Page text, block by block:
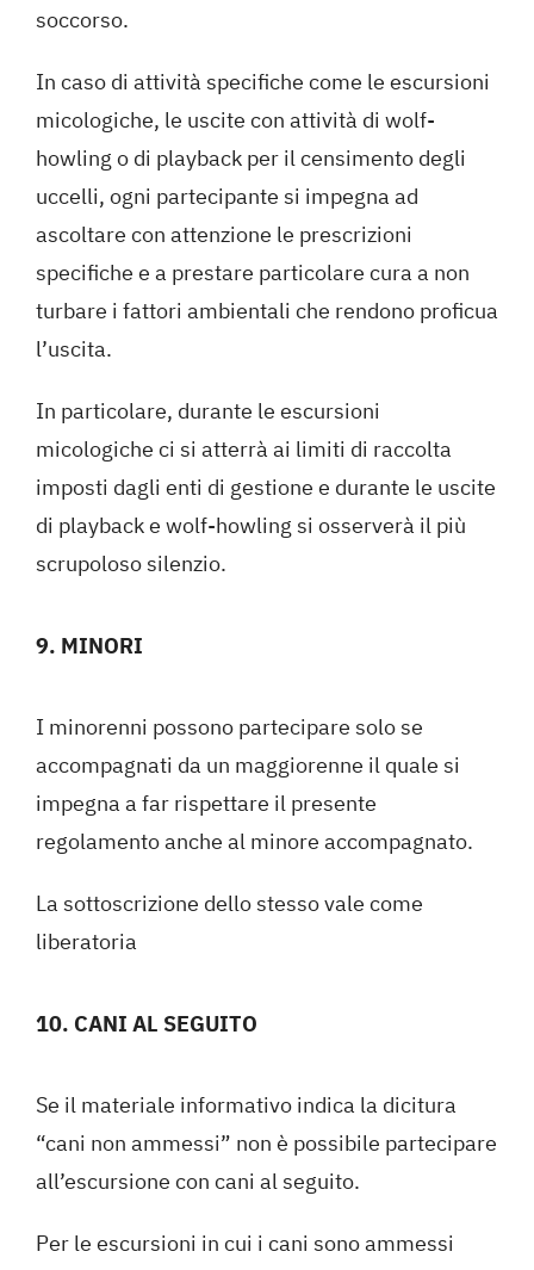
soccorso.
In caso di attività specifiche come le escursioni
micologiche, le uscite con attività di wolf-
howling o di playback per il censimento degli
uccelli, ogni partecipante si impegna ad
ascoltare con attenzione le prescrizioni
specifiche e a prestare particolare cura a non
turbare i fattori ambientali che rendono proficua
l’uscita.
In particolare, durante le escursioni
micologiche ci si atterrà ai limiti di raccolta
imposti dagli enti di gestione e durante le uscite
di playback e wolf-howling si osserverà il più
scrupoloso silenzio.
9. MINORI
I minorenni possono partecipare solo se
accompagnati da un maggiorenne il quale si
impegna a far rispettare il presente
regolamento anche al minore accompagnato.
La sottoscrizione dello stesso vale come
liberatoria
10. CANI AL SEGUITO
Se il materiale informativo indica la dicitura
“cani non ammessi” non è possibile partecipare
all’escursione con cani al seguito.
Per le escursioni in cui i cani sono ammessi